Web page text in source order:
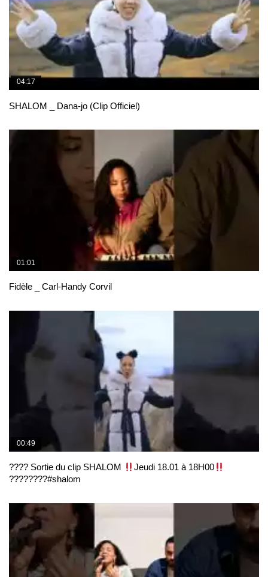
04:17
SHALOM _ Dana-jo (Clip Officiel)
01:01
Fidèle _ Carl-Handy Corvil
00:49
???? Sortie du clip SHALOM
Jeudi 18.01 à 18H00
????????#shalom